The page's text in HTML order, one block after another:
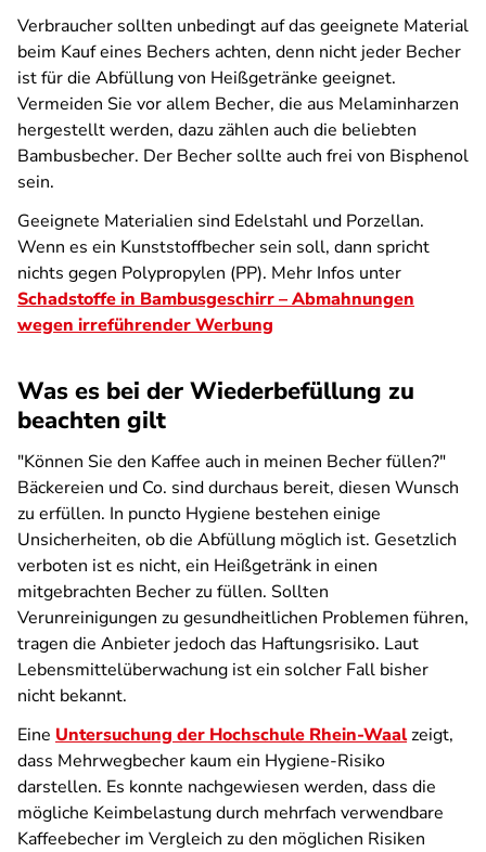
Verbraucher sollten unbedingt auf das geeignete Material
beim Kauf eines Bechers achten, denn nicht jeder Becher
ist für die Abfüllung von Heißgetränke geeignet.
Vermeiden Sie vor allem Becher, die aus Melaminharzen
hergestellt werden, dazu zählen auch die beliebten
Bambusbecher. Der Becher sollte auch frei von Bisphenol
sein.
Geeignete Materialien sind Edelstahl und Porzellan.
Wenn es ein Kunststoffbecher sein soll, dann spricht
nichts gegen Polypropylen (PP). Mehr Infos unter
Schadstoffe in Bambusgeschirr – Abmahnungen
wegen irreführender Werbung
Was es bei der Wiederbefüllung zu
beachten gilt
"Können Sie den Kaffee auch in meinen Becher füllen?"
Bäckereien und Co. sind durchaus bereit, diesen Wunsch
zu erfüllen. In puncto Hygiene bestehen einige
Unsicherheiten, ob die Abfüllung möglich ist. Gesetzlich
verboten ist es nicht, ein Heißgetränk in einen
mitgebrachten Becher zu füllen. Sollten
Verunreinigungen zu gesundheitlichen Problemen führen,
tragen die Anbieter jedoch das Haftungsrisiko. Laut
Lebensmittelüberwachung ist ein solcher Fall bisher
nicht bekannt.
Eine Untersuchung der Hochschule Rhein-Waalzeigt,
dass Mehrwegbecher kaum ein Hygiene-Risiko
darstellen. Es konnte nachgewiesen werden, dass die
mögliche Keimbelastung durch mehrfach verwendbare
Kaffeebecher im Vergleich zu den möglichen Risiken